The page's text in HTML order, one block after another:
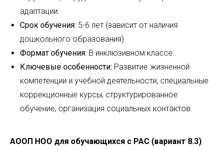
адаптации.
Срок обучения: 5-6 лет (зависит от наличия
дошкольного образования).
Формат обучения: В инклюзивном классе.
Ключевые особенности: Развитие жизненной
компетенции и учебной деятельности, специальные
коррекционные курсы, структурированное
обучение, организация социальных контактов.
АООП НОО для обучающихся с РАС (вариант 8.3)